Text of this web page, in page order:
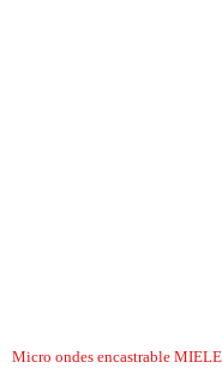
Micro ondes encastrable